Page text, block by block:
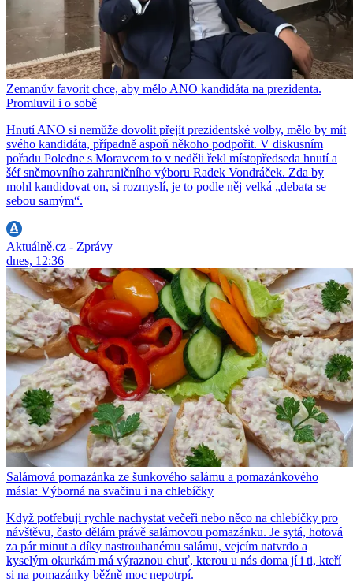
Zemanův favorit chce, aby mělo ANO kandidáta na prezidenta.
Promluvil i o sobě
Hnutí ANO si nemůže dovolit přejít prezidentské volby, mělo by mít
svého kandidáta, případně aspoň někoho podpořit. V diskusním
pořadu Poledne s Moravcem to v neděli řekl místopředseda hnutí a
šéf sněmovního zahraničního výboru Radek Vondráček. Zda by
mohl kandidovat on, si rozmyslí, je to podle něj velká „debata se
sebou samým“.
Aktuálně.cz - Zprávy
dnes, 12:36
Salámová pomazánka ze šunkového salámu a pomazánkového
másla: Výborná na svačinu i na chlebíčky
Když potřebuji rychle nachystat večeři nebo něco na chlebíčky pro
návštěvu, často dělám právě salámovou pomazánku. Je sytá, hotová
za pár minut a díky nastrouhanému salámu, vejcím natvrdo a
kyselým okurkám má výraznou chuť, kterou u nás doma jí i ti, kteří
si na pomazánky běžně moc nepotrpí.